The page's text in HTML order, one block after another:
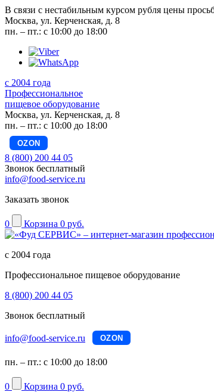
В связи с нестабильным курсом рубля цены
Москва, ул. Керченская, д. 8
пн. – пт.: с 10:00 до 18:00
с 2004 года
Профессиональное
пищевое оборудование
Москва, ул. Керченская, д. 8
пн. – пт.: с 10:00 до 18:00
OZON
8 (800) 200 44 05
Звонок бесплатный
info@food-service.ru
Заказать звонок
0 Корзина 0 руб.
с 2004 года
Профессиональное пищевое оборудование
8 (800) 200 44 05
Звонок бесплатный
info@food-service.ru OZON
пн. – пт.: с 10:00 до 18:00
0 Корзина 0 руб.